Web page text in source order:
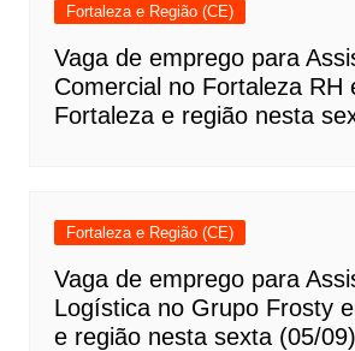
Fortaleza e Região (CE)
Vaga de emprego para
Comercial no Fortaleza RH
Fortaleza e região nesta
Fortaleza e Região (CE)
Vaga de emprego para
Logística no Grupo Frosty
e região nesta sexta (05/09)